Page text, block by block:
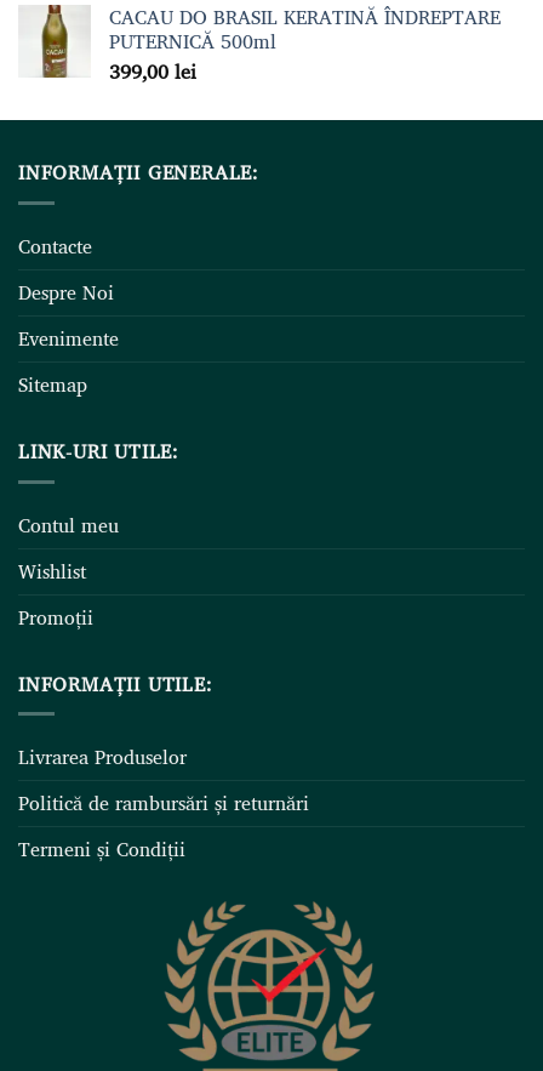
CACAU DO BRASIL KERATINĂ ÎNDREPTARE
PUTERNICĂ 500ml
399,00lei
INFORMAȚII GENERALE:
Contacte
Despre Noi
Evenimente
Sitemap
LINK-URI UTILE:
Contul meu
Wishlist
Promoții
INFORMAȚII UTILE:
Livrarea Produselor
Politică de rambursări și returnări
Termeni și Condiții